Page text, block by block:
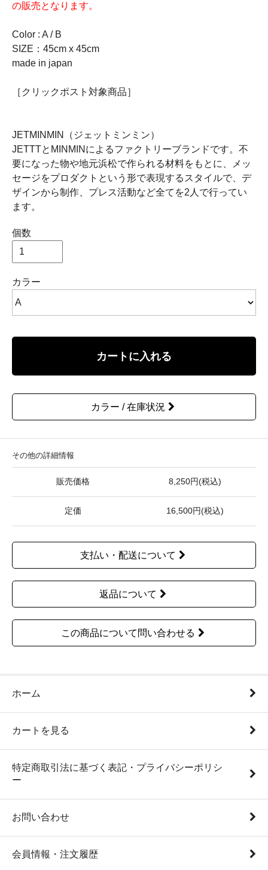
の販売となります。
Color : A / B
SIZE：45cm x 45cm
made in japan
［クリックポスト対象商品］
JETMINMIN（ジェットミンミン）
JETTTとMINMINによるファクトリーブランドです。不
要になった物や地元浜松で作られる材料をもとに、メッ
セージをプロダクトという形で表現するスタイルで、デ
ザインから制作、プレス活動など全てを2人で行ってい
ます。
個数
カラー
カートに入れる
カラー / 在庫状況
その他の詳細情報
販売価格 8,250円(税込)
定価 16,500円(税込)
支払い・配送について
返品について
この商品について問い合わせる
ホーム
カートを見る
特定商取引法に基づく表記・プライバシーポリシ
ー
お問い合わせ
会員情報・注文履歴